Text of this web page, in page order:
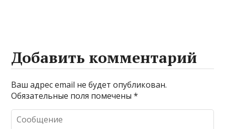
Добавить комментарий
Ваш адрес email не будет опубликован.
Обязательные поля помечены*